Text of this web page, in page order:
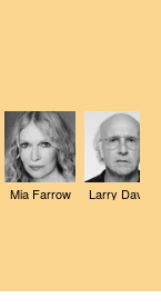
Mia Farrow Larry David